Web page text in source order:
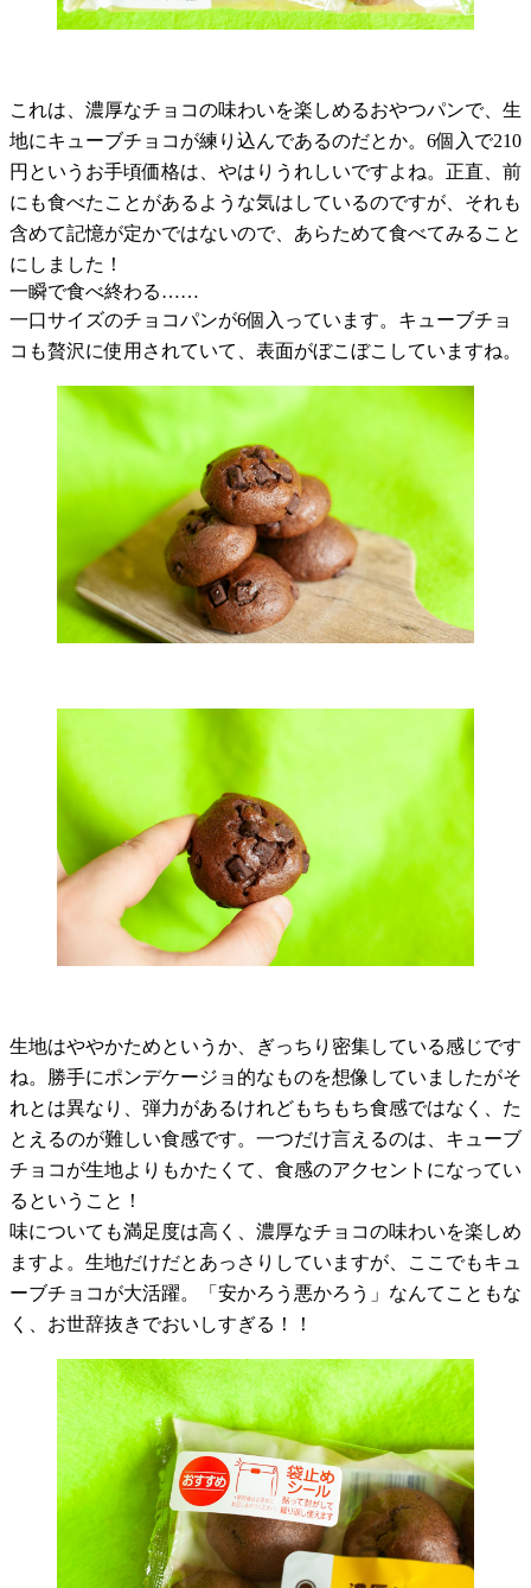
これは、濃厚なチョコの味わいを楽しめるおやつパンで、生
地にキューブチョコが練り込んであるのだとか。 6個入で210
円というお手頃価格は、やはりうれしいですよね。正直、前
にも食べたことがあるような気はしているのですが、それも
含めて記憶が定かではないので、あらためて食べてみること
にしました！
一瞬で食べ終わる……
一口サイズのチョコパンが6個入っています。キューブチョ
コも贅沢に使用されていて、表面がぼこぼこしていますね。
生地はややかためというか、ぎっちり密集している感じです
ね。勝手にポンデケージョ的なものを想像していましたがそ
れとは異なり、弾力があるけれどもちもち食感ではなく、た
とえるのが難しい食感です。一つだけ言えるのは、キューブ
チョコが生地よりもかたくて、食感のアクセントになってい
るということ！
味についても満足度は高く、濃厚なチョコの味わいを楽しめ
ますよ。生地だけだとあっさりしていますが、ここでもキュ
ーブチョコが大活躍。「安かろう悪かろう」なんてこともな
く、お世辞抜きでおいしすぎる！！